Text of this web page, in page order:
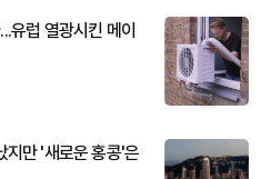
유럽 열광시킨 메이
지만 '새로운 홍콩'은